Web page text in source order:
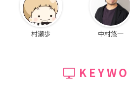
村瀬歩 中村悠一